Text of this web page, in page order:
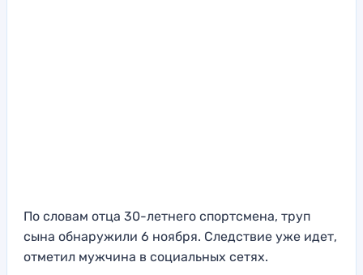
По словам отца 30-летнего спортсмена, труп
сына обнаружили 6 ноября. Следствие уже идет,
отметил мужчина в социальных сетях.